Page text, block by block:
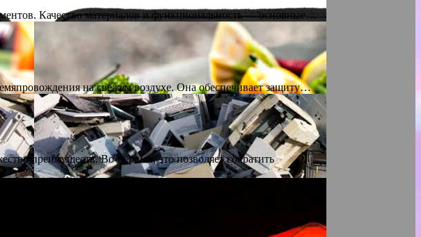
Качество материалов и функциональность — основные…
на свежем воздухе. Она обеспечивает защиту…
преимуществ. Во-первых, это позволяет сократить